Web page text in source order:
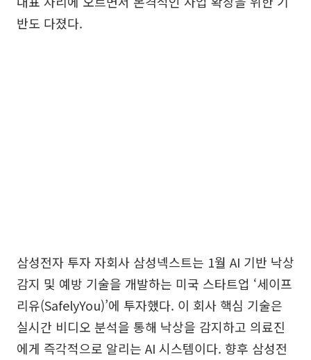
반도 다졌다.
삼성전자 투자 자회사 삼성넥스트는 1월 AI 기반 낙상
감지 및 예방 기술을 개발하는 미국 스타트업 ‘세이프
리유(SafelyYou)’에 투자했다. 이 회사 핵심 기술은
실시간 비디오 분석을 통해 낙상을 감지하고 의료진
에게 즉각적으로 알리는 AI 시스템이다. 향후 삼성전